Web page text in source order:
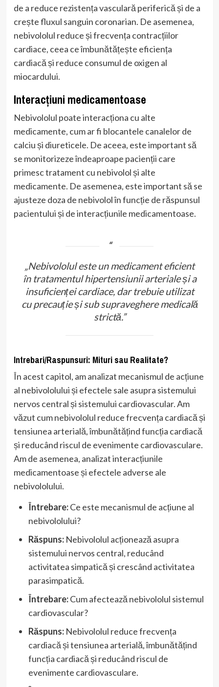
de a reduce rezistența vasculară periferică și de a
crește fluxul sanguin coronarian. De asemenea,
nebivololul reduce și frecvența contracțiilor
cardiace, ceea ce îmbunătățește eficiența
cardiacă și reduce consumul de oxigen al
miocardului.
Interacțiuni medicamentoase
Nebivololul poate interacționa cu alte
medicamente, cum ar fi blocantele canalelor de
calciu și diureticele. De aceea, este important să
se monitorizeze îndeaproape pacienții care
primesc tratament cu nebivolol și alte
medicamente. De asemenea, este important să se
ajusteze doza de nebivolol în funcție de răspunsul
pacientului și de interacțiunile medicamentoase.
„Nebivololul este un medicament eficient
în tratamentul hipertensiunii arteriale și a
insuficienței cardiace, dar trebuie utilizat
cu precauție și sub supraveghere medicală
strictă.”
Intrebari/Raspunsuri: Mituri sau Realitate?
În acest capitol, am analizat mecanismul de acțiune
al nebivololului și efectele sale asupra sistemului
nervos central și sistemului cardiovascular. Am
văzut cum nebivololul reduce frecvența cardiacă și
tensiunea arterială, îmbunătățind funcția cardiacă
și reducând riscul de evenimente cardiovasculare.
Am de asemenea, analizat interacțiunile
medicamentoase și efectele adverse ale
nebivololului.
Întrebare:Ce este mecanismul de acțiune al
nebivololului?
Răspuns:Nebivololul acționează asupra
sistemului nervos central, reducând
activitatea simpatică și crescând activitatea
parasimpatică.
Întrebare:Cum afectează nebivololul sistemul
cardiovascular?
Răspuns:Nebivololul reduce frecvența
cardiacă și tensiunea arterială, îmbunătățind
funcția cardiacă și reducând riscul de
evenimente cardiovasculare.